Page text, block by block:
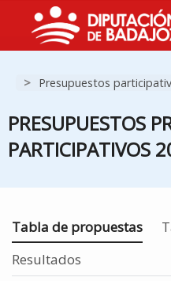
> Presupuestos
PRESUPUESTOS
PARTICIPATIVOS
Estás en
Tabla de propuestas
Resultados